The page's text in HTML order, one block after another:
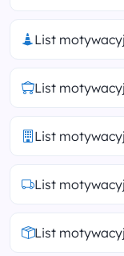
List
List
List
List
List